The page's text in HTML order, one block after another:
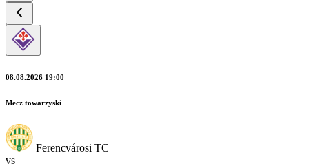
08.08.2026 19:00
Mecz towarzyski
Ferencvárosi TC
vs